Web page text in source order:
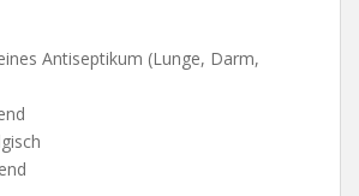
Antiseptikum (Lunge, Darm,